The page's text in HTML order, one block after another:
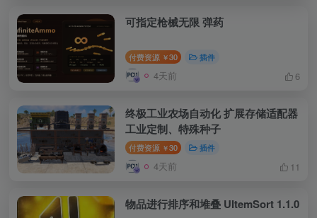
可指定枪械无限 弹药
付费资源 ￥30 插件
4天前 6
终极工业农场自动化 扩展存储适配器
工业定制、特殊种子
付费资源 ￥30 插件
4天前 11
物品进行排序和堆叠 UItemSort 1.1.0